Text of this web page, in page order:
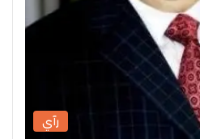
رآي